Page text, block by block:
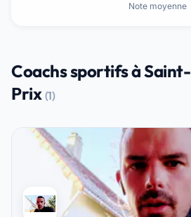
Note moyenne
Coachs sportifs à Saint-
Prix (1)